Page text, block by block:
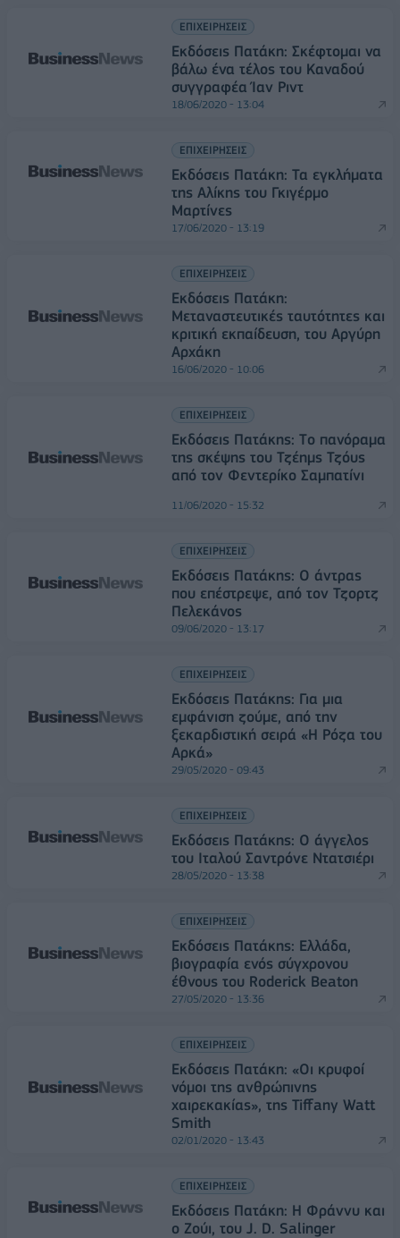
ΕΠΙΧΕΙΡΗΣΕΙΣ
Εκδόσεις Πατάκη: Σκέφτομαι να
βάλω ένα τέλος του Καναδού
συγγραφέα Ίαν Ριντ
18/06/2020 - 13:04
ΕΠΙΧΕΙΡΗΣΕΙΣ
Εκδόσεις Πατάκη: Τα εγκλήματα
της Αλίκης του Γκιγέρμο
Μαρτίνες
17/06/2020 - 13:19
ΕΠΙΧΕΙΡΗΣΕΙΣ
Εκδόσεις Πατάκη:
Μεταναστευτικές ταυτότητες και
κριτική εκπαίδευση, του Αργύρη
Αρχάκη
16/06/2020 - 10:06
ΕΠΙΧΕΙΡΗΣΕΙΣ
Εκδόσεις Πατάκης: Tο πανόραμα
της σκέψης του Τζέημς Τζόυς
από τον Φεντερίκο Σαμπατίνι
11/06/2020 - 15:32
ΕΠΙΧΕΙΡΗΣΕΙΣ
Εκδόσεις Πατάκης: Ο άντρας
που επέστρεψε, από τον Τζορτζ
Πελεκάνος
09/06/2020 - 13:17
ΕΠΙΧΕΙΡΗΣΕΙΣ
Εκδόσεις Πατάκης: Για μια
εμφάνιση ζούμε, από την
ξεκαρδιστική σειρά «Η Ρόζα του
Αρκά»
29/05/2020 - 09:43
ΕΠΙΧΕΙΡΗΣΕΙΣ
Εκδόσεις Πατάκης: Ο άγγελος
του Ιταλού Σαντρόνε Ντατσιέρι
28/05/2020 - 13:38
ΕΠΙΧΕΙΡΗΣΕΙΣ
Εκδόσεις Πατάκης: Ελλάδα,
βιογραφία ενός σύγχρονου
έθνους του Roderick Beaton
27/05/2020 - 13:36
ΕΠΙΧΕΙΡΗΣΕΙΣ
Εκδόσεις Πατάκη: «Οι κρυφοί
νόμοι της ανθρώπινης
χαιρεκακίας», της Tiffany Watt
Smith
02/01/2020 - 13:43
ΕΠΙΧΕΙΡΗΣΕΙΣ
Εκδόσεις Πατάκη: Η Φράννυ και
ο Ζούι, του J. D. Salinger